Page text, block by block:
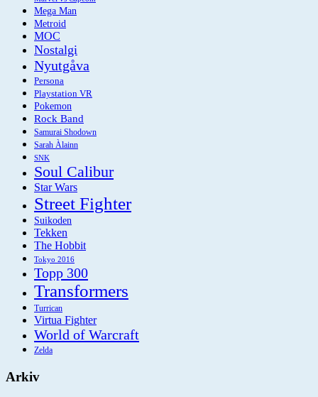
Mega Man
Metroid
MOC
Nostalgi
Nyutgåva
Persona
Playstation VR
Pokemon
Rock Band
Samurai Shodown
Sarah Àlainn
SNK
Soul Calibur
Star Wars
Street Fighter
Suikoden
Tekken
The Hobbit
Tokyo 2016
Topp 300
Transformers
Turrican
Virtua Fighter
World of Warcraft
Zelda
Arkiv